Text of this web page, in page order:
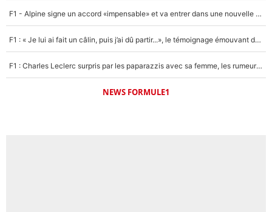
F1 - Alpine signe un accord «impensable» et va entrer dans une nouvelle dimension : Grande nouvelle pour Pierre Gasly !
F1 : « Je lui ai fait un câlin, puis j’ai dû partir...», le témoignage émouvant de Max Verstappen sur sa fille
F1 : Charles Leclerc surpris par les paparazzis avec sa femme, les rumeurs étaient vraies !
NEWS FORMULE1